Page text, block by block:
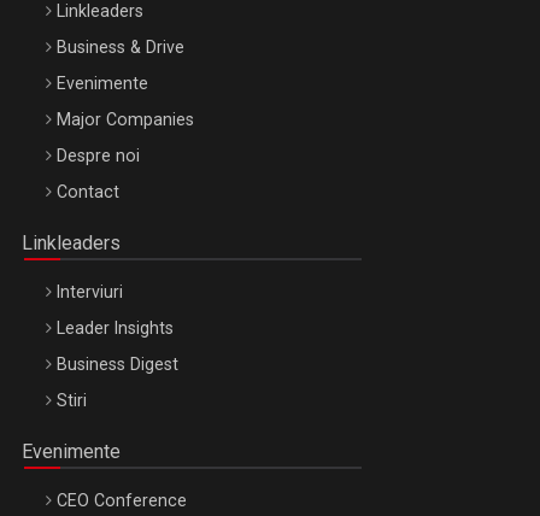
Be Inspired. Make it Happen!, ARTEMIS LETO, ORADEA, 8
Octombrie
Linkleaders
Business & Drive
Evenimente
Major Companies
Despre noi
Contact
Linkleaders
Interviuri
Leader Insights
Business Digest
Stiri
Evenimente
CEO Conference